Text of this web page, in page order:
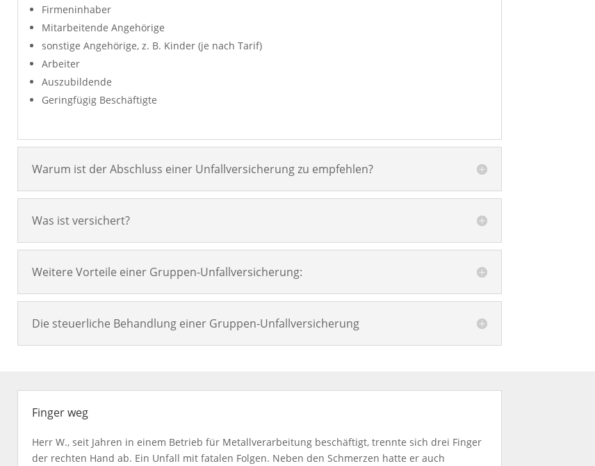
Firmeninhaber
Mitarbeitende Angehörige
sonstige Angehörige, z. B. Kinder (je nach Tarif)
Arbeiter
Auszubildende
Geringfügig Beschäftigte
Warum ist der Abschluss einer Unfallversicherung zu empfehlen?
Was ist versichert?
Weitere Vorteile einer Gruppen-Unfallversicherung:
Die steuerliche Behandlung einer Gruppen-Unfallversicherung
Finger weg
Herr W., seit Jahren in einem Betrieb für Metallverarbeitung beschäftigt, trennte sich drei Finger
der rechten Hand ab. Ein Unfall mit fatalen Folgen. Neben den Schmerzen hatte er auch